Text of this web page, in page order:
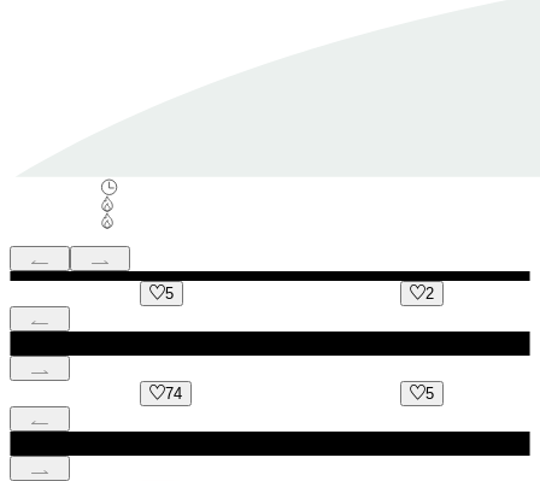
5 2
74 5